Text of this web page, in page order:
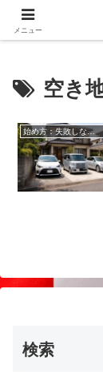
✨
空き
始め方：失敗しない自宅駐車場貸し出し
検索
メニュー